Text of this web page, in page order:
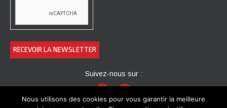
Suivez-nous sur :
Nous utilisons des cookies pour vous garantir la meilleure